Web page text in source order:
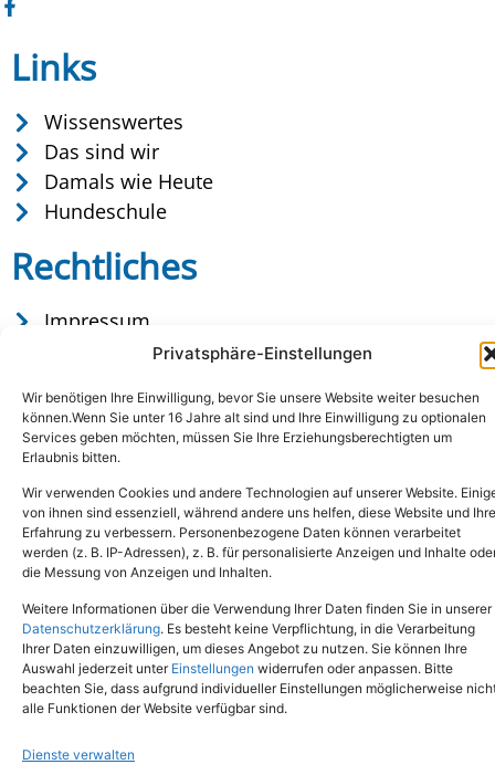
Privatsphäre-Einstellungen
Wir benötigen Ihre Einwilligung, bevor Sie unsere Website weiter besuchen
können.Wenn Sie unter 16 Jahre alt sind und Ihre Einwilligung zu optionalen
Services geben möchten, müssen Sie Ihre Erziehungsberechtigten um
Erlaubnis bitten.
Wir verwenden Cookies und andere Technologien auf unserer Website.
von ihnen sind essenziell, während andere uns helfen, diese Website und Ihre
Erfahrung zu verbessern. Personenbezogene Daten können verarbeitet
werden (z. B. IP-Adressen), z. B. für personalisierte Anzeigen und Inhalte
die Messung von Anzeigen und Inhalten.
Weitere Informationen über die Verwendung Ihrer Daten finden Sie in unserer
Datenschutzerklärung. Es besteht keine Verpflichtung, in die Verarbeitung
Ihrer Daten einzuwilligen, um dieses Angebot zu nutzen. Sie können Ihre
Auswahl jederzeit unter Einstellungen widerrufen oder anpassen. Bitte
beachten Sie, dass aufgrund individueller Einstellungen möglicherweise
alle Funktionen der Website verfügbar sind.
Dienste verwalten
Links
Wissenswertes
Das sind wir
Damals wie Heute
Hundeschule
Rechtliches
Impressum
Datenschutz
Copyright © 2024. Alle Rechte vorbehalten.
Tel.: (02651) - 77438info@tierheim-mayen.de
In der Pluns 1, 56727 Mayen